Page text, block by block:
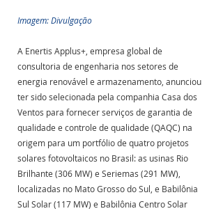
Imagem: Divulgação
A Enertis Applus+, empresa global de
consultoria de engenharia nos setores de
energia renovável e armazenamento, anunciou
ter sido selecionada pela companhia Casa dos
Ventos para fornecer serviços de garantia de
qualidade e controle de qualidade (QAQC) na
origem para um portfólio de quatro projetos
solares fotovoltaicos no Brasil: as usinas Rio
Brilhante (306 MW) e Seriemas (291 MW),
localizadas no Mato Grosso do Sul, e Babilônia
Sul Solar (117 MW) e Babilônia Centro Solar